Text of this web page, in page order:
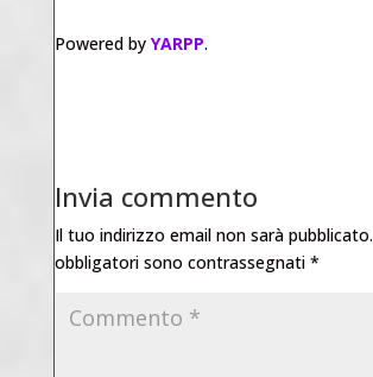
Powered by YARPP.
Invia commento
Il tuo indirizzo email non sarà pubblicato.
obbligatori sono contrassegnati *